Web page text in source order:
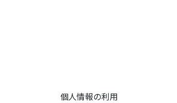
個人情報の利用